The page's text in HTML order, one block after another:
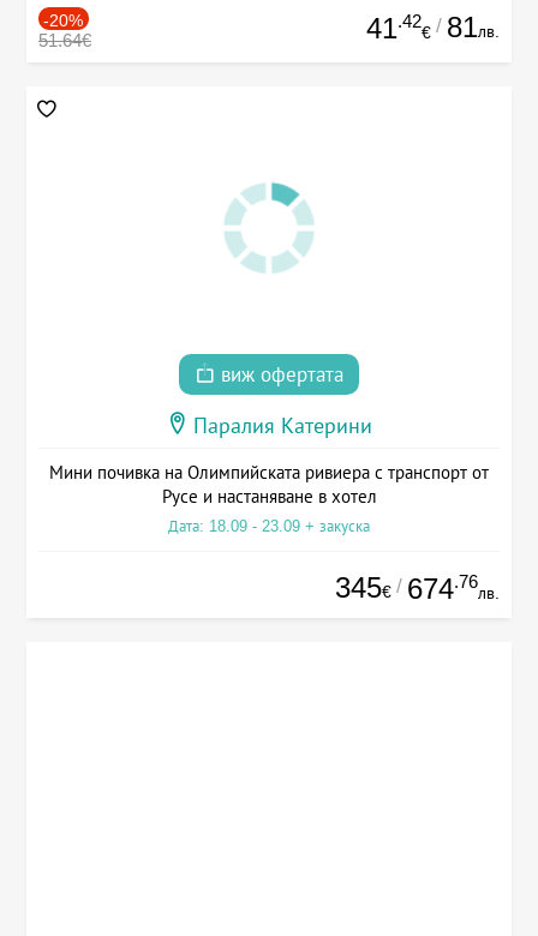
-20%
51.64€ 41.42
€ / 81лв.
виж офертата
Паралия Катерини
Мини почивка на Олимпийската ривиера с транспорт от
Русе и настаняване в хотел
Дата: 18.09 - 23.09 + закуска
345€ / 674.76
лв.